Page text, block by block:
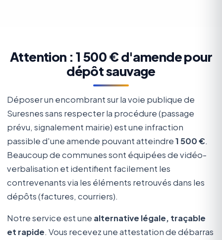
Attention : 1 500 € d'amende pour
dépôt sauvage
Déposer un encombrant sur la voie publique de
Suresnes sans respecter la procédure (passage
prévu, signalement mairie) est une infraction
passible d'une amende pouvant atteindre1 500 €.
Beaucoup de communes sont équipées de vidéo-
verbalisation et identifient facilement les
contrevenants via les éléments retrouvés dans les
dépôts (factures, courriers).
Notre service est une alternative légale, traçable
et rapide. Vous recevez une attestation de débarras